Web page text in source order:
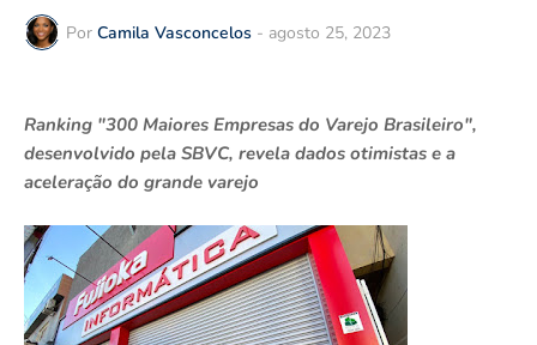
Por Camila Vasconcelos - agosto 25, 2023
Ranking "300 Maiores Empresas do Varejo Brasileiro",
desenvolvido pela SBVC, revela dados otimistas e a
aceleração do grande varejo